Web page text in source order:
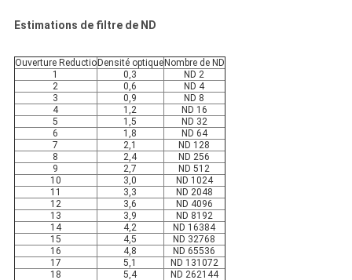
Estimations de filtre de ND
Ouverture Reductio Densité optique Nombre de ND
1
0,3
ND 2
2
0,6
ND 4
3
0,9
ND 8
4
1,2
ND 16
5
1,5
ND 32
6
1,8
ND 64
7
2,1
ND 128
8
2,4
ND 256
9
2,7
ND 512
10
3,0
ND 1024
11
3,3
ND 2048
12
3,6
ND 4096
13
3,9
ND 8192
14
4,2
ND 16384
15
4,5
ND 32768
16
4,8
ND 65536
17
5,1
ND 131072
18
5,4 ND 262144